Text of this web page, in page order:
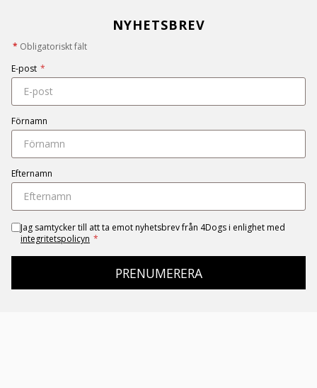
NYHETSBREV
* Obligatoriskt fält
E-post *
Förnamn
Efternamn
Jag samtycker till att ta emot nyhetsbrev från 4Dogs i enlighet med
integritetspolicyn *
PRENUMERERA